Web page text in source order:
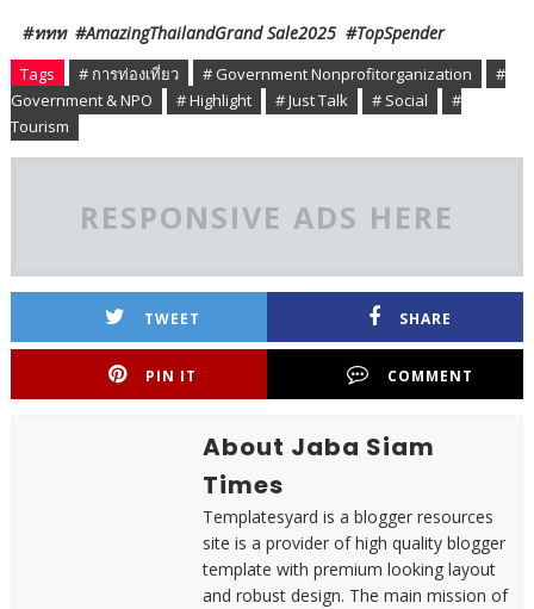
#ททท #AmazingThailandGrand Sale2025 #TopSpender
Tags # การท่องเที่ยว # Government Nonprofitorganization
#
Government & NPO
# Highlight # Just Talk # Social
#
Tourism
RESPONSIVE ADS HERE
TWEET SHARE
PIN IT COMMENT
About Jaba Siam
Times
Templatesyard is a blogger resources
site is a provider of high quality blogger
template with premium looking layout
and robust design. The main mission of